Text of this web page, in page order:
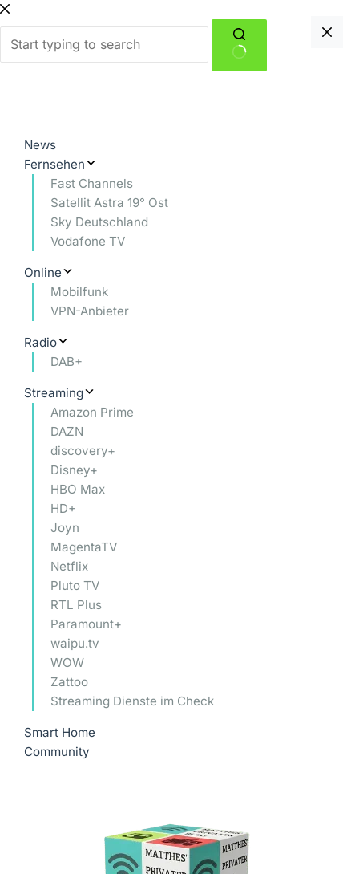
Zum
Inhalt
springen
News
Fernsehen
Fast Channels
Satellit Astra 19° Ost
Sky Deutschland
Vodafone TV
Online
Mobilfunk
VPN-Anbieter
Radio
DAB+
Streaming
Amazon Prime
DAZN
discovery+
Disney+
HBO Max
HD+
Joyn
MagentaTV
Netflix
Pluto TV
RTL Plus
Paramount+
waipu.tv
WOW
Zattoo
Streaming Dienste im Check
Smart Home
Community